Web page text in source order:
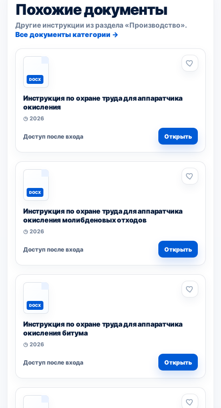
Похожие документы
Другие инструкции из раздела «Производство».
Все документы категории →
DOCX
Инструкция по охране труда для аппаратчика
окисления
◷ 2026
Доступ после входа Открыть
DOCX
Инструкция по охране труда для аппаратчика
окисления молибденовых отходов
◷ 2026
Доступ после входа Открыть
DOCX
Инструкция по охране труда для аппаратчика
окисления битума
◷ 2026
Доступ после входа Открыть